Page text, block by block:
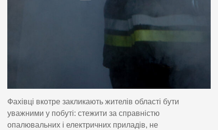
Фахівці вкотре закликають жителів області бути
уважними у побуті: стежити за справністю
опалювальних і електричних приладів, не